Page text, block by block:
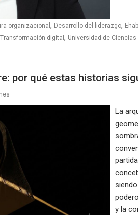
organizacional , Desarrollo del liderazgo,
Transformación digital , Universidad de
por qué estas historias
La
y la